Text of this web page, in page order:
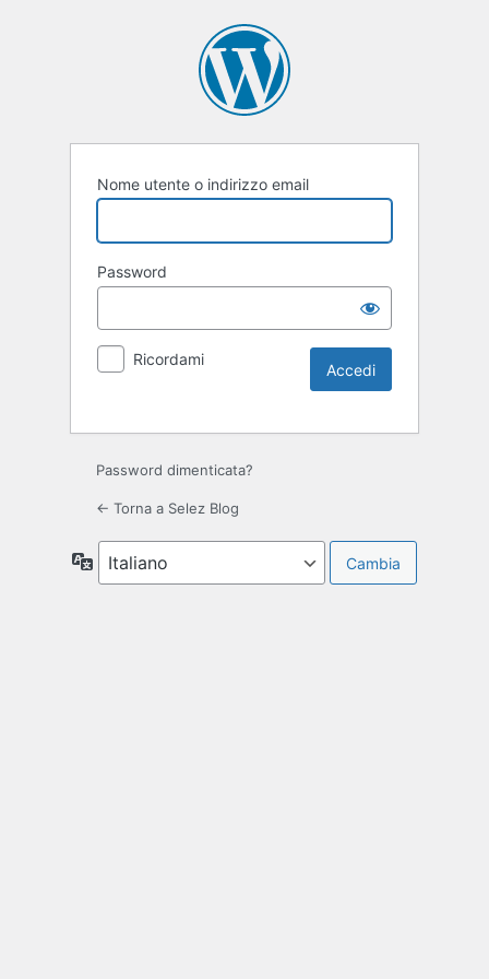
Nome utente o indirizzo email
Password
Ricordami
Password dimenticata?
← Torna a Selez Blog
Lingua